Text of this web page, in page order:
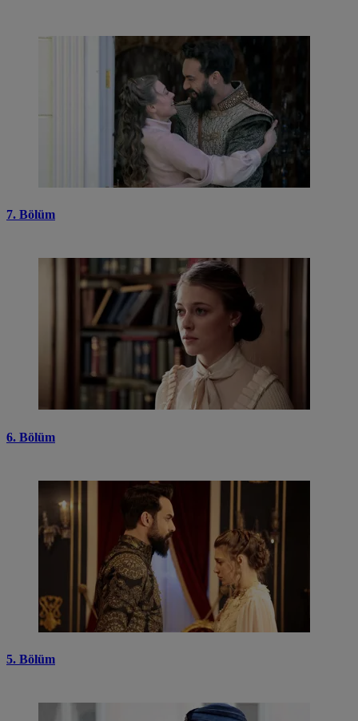
7. Bölüm
6. Bölüm
5. Bölüm